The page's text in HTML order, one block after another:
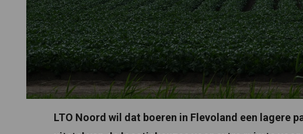
LTO Noord wil dat boeren in Flevoland een lagere